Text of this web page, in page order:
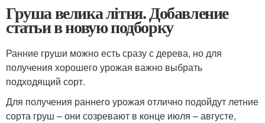
Груша велика літня. Добавление
статьи в новую подборку
Ранние груши можно есть сразу с дерева, но для
получения хорошего урожая важно выбрать
подходящий сорт.
Для получения раннего урожая отлично подойдут летние
сорта груш – они созревают в конце июля – августе,